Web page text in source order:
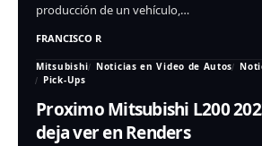
producción de un vehículo,…
FRANCISCO R
Mitsubishi Noticias en Video de Autos
Pick-Ups
Proximo Mitsubishi L200
deja ver en Renders